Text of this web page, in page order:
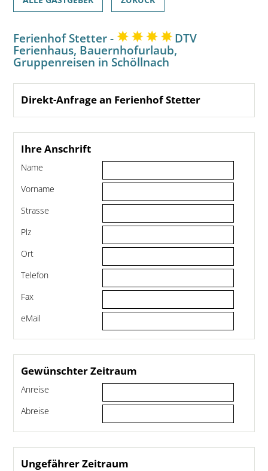
Ferienhof Stetter - DTV
Ferienhaus, Bauernhofurlaub,
Gruppenreisen in Schöllnach
Direkt-Anfrage an Ferienhof Stetter
Ihre Anschrift
Name
Vorname
Strasse
Plz
Ort
Telefon
Fax
eMail
Gewünschter Zeitraum
Anreise
Abreise
Ungefährer Zeitraum